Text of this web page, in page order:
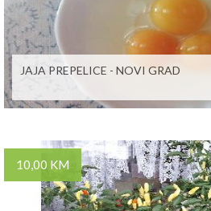
JAJA PREPELICE - NOVI GRAD
10,00 KM